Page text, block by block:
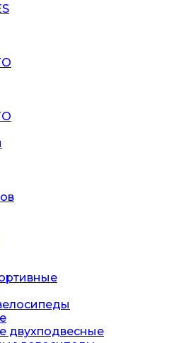
двухподвесные